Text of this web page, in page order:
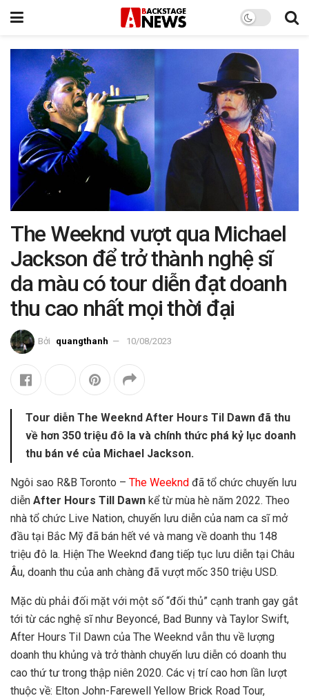
The Weeknd vượt qua Michael
Jackson để trở thành nghệ sĩ
da màu có tour diễn đạt doanh
thu cao nhất mọi thời đại
Bởi quangthanh 10/08/2023
Tour diễn The Weeknd After Hours Til Dawn đã thu
về hơn 350 triệu đô la và chính thức phá kỷ lục doanh
thu bán vé của Michael Jackson.
Ngôi sao R&B Toronto – The Weeknd đã tổ chức chuyến lưu
diễn After Hours Till Dawn kể từ mùa hè năm 2022. Theo
nhà tổ chức Live Nation, chuyến lưu diễn của nam ca sĩ mở
đầu tại Bắc Mỹ đã bán hết vé và mang về doanh thu 148
triệu đô la. Hiện The Weeknd đang tiếp tục lưu diễn tại Châu
Âu, doanh thu của anh chàng đã vượt mốc 350 triệu USD.
Mặc dù phải đối mặt với một số “đối thủ” cạnh tranh gay gắt
tới từ các nghệ sĩ như Beyoncé, Bad Bunny và Taylor Swift,
After Hours Til Dawn của The Weeknd vẫn thu về lượng
doanh thu khủng và trở thành chuyến lưu diễn có doanh thu
cao thứ tư trong thập niên 2020. Các vị trí cao hơn lần lượt
thuộc về: Elton John-Farewell Yellow Brick Road Tour,